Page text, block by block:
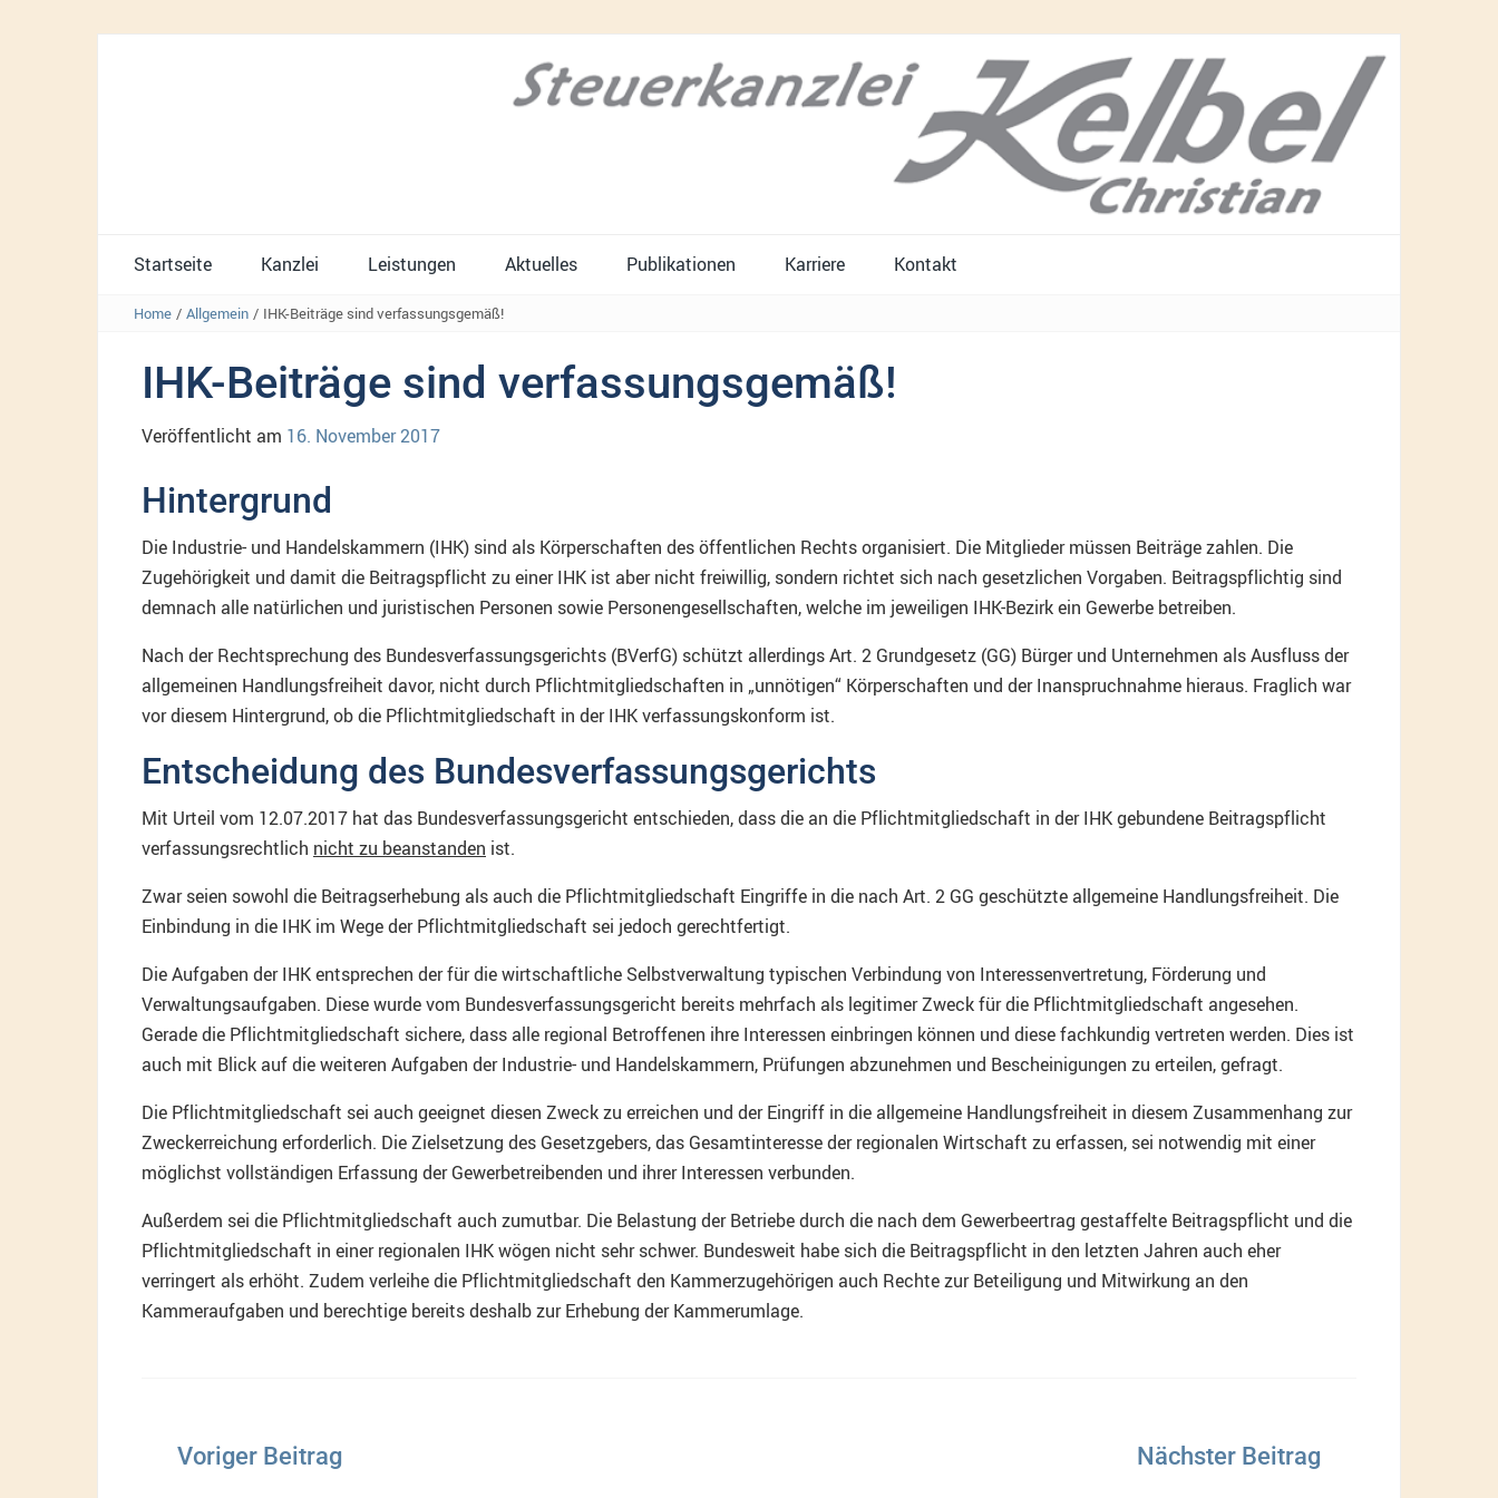
Startseite Kanzlei Leistungen Aktuelles Publikationen Karriere Kontakt
Home / Allgemein / IHK-Beiträge sind verfassungsgemäß!
IHK-Beiträge sind verfassungsgemäß!
Veröffentlicht am 16. November 2017
Hintergrund
Die Industrie- und Handelskammern (IHK) sind als Körperschaften des öffentlichen Rechts organisiert. Die Mitglieder müssen Beiträge zahlen. Die
Zugehörigkeit und damit die Beitragspflicht zu einer IHK ist aber nicht freiwillig, sondern richtet sich nach gesetzlichen Vorgaben. Beitragspflichtig sind
demnach alle natürlichen und juristischen Personen sowie Personengesellschaften, welche im jeweiligen IHK-Bezirk ein Gewerbe betreiben.
Nach der Rechtsprechung des Bundesverfassungsgerichts (BVerfG) schützt allerdings Art. 2 Grundgesetz (GG) Bürger und Unternehmen als Ausfluss der
allgemeinen Handlungsfreiheit davor, nicht durch Pflichtmitgliedschaften in „unnötigen“ Körperschaften und der Inanspruchnahme hieraus. Fraglich war
vor diesem Hintergrund, ob die Pflichtmitgliedschaft in der IHK verfassungskonform ist.
Entscheidung des Bundesverfassungsgerichts
Mit Urteil vom 12.07.2017 hat das Bundesverfassungsgericht entschieden, dass die an die Pflichtmitgliedschaft in der IHK gebundene Beitragspflicht
verfassungsrechtlich nicht zu beanstanden ist.
Zwar seien sowohl die Beitragserhebung als auch die Pflichtmitgliedschaft Eingriffe in die nach Art. 2 GG geschützte allgemeine Handlungsfreiheit. Die
Einbindung in die IHK im Wege der Pflichtmitgliedschaft sei jedoch gerechtfertigt.
Die Aufgaben der IHK entsprechen der für die wirtschaftliche Selbstverwaltung typischen Verbindung von Interessenvertretung, Förderung und
Verwaltungsaufgaben. Diese wurde vom Bundesverfassungsgericht bereits mehrfach als legitimer Zweck für die Pflichtmitgliedschaft angesehen.
Gerade die Pflichtmitgliedschaft sichere, dass alle regional Betroffenen ihre Interessen einbringen können und diese fachkundig vertreten werden. Dies ist
auch mit Blick auf die weiteren Aufgaben der Industrie- und Handelskammern, Prüfungen abzunehmen und Bescheinigungen zu erteilen, gefragt.
Die Pflichtmitgliedschaft sei auch geeignet diesen Zweck zu erreichen und der Eingriff in die allgemeine Handlungsfreiheit in diesem Zusammenhang zur
Zweckerreichung erforderlich. Die Zielsetzung des Gesetzgebers, das Gesamtinteresse der regionalen Wirtschaft zu erfassen, sei notwendig mit einer
möglichst vollständigen Erfassung der Gewerbetreibenden und ihrer Interessen verbunden.
Außerdem sei die Pflichtmitgliedschaft auch zumutbar. Die Belastung der Betriebe durch die nach dem Gewerbeertrag gestaffelte Beitragspflicht und die
Pflichtmitgliedschaft in einer regionalen IHK wögen nicht sehr schwer. Bundesweit habe sich die Beitragspflicht in den letzten Jahren auch eher
verringert als erhöht. Zudem verleihe die Pflichtmitgliedschaft den Kammerzugehörigen auch Rechte zur Beteiligung und Mitwirkung an den
Kammeraufgaben und berechtige bereits deshalb zur Erhebung der Kammerumlage.